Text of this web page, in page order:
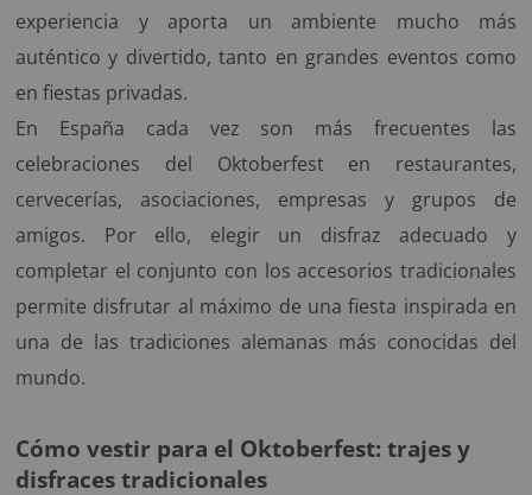
experiencia y aporta un ambiente mucho más
auténtico y divertido, tanto en grandes eventos como
en fiestas privadas.
En España cada vez son más frecuentes las
celebraciones del Oktoberfest en restaurantes,
cervecerías, asociaciones, empresas y grupos de
amigos. Por ello, elegir un disfraz adecuado y
completar el conjunto con los accesorios tradicionales
permite disfrutar al máximo de una fiesta inspirada en
una de las tradiciones alemanas más conocidas del
mundo.
Cómo vestir para el Oktoberfest: trajes y
disfraces tradicionales